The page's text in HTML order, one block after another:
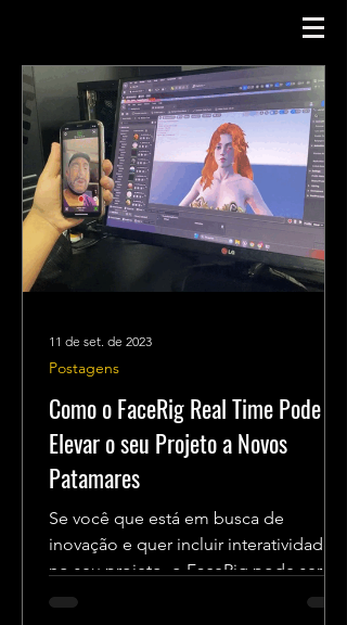
Como o FaceRig Real Time Pode
Elevar o seu Projeto a Novos
Patamares
Se você que está em busca de
inovação e quer incluir interatividade
no seu projeto, o FaceRig pode ser a
solução perfeita! Abaixo, vamos...
Postagens
11 de set. de 2023